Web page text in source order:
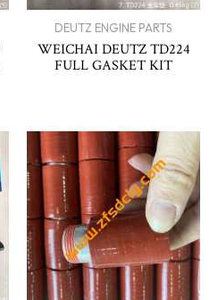
DEUTZ ENGINE PARTS
WEICHAI DEUTZ TD224
FULL GASKET KIT